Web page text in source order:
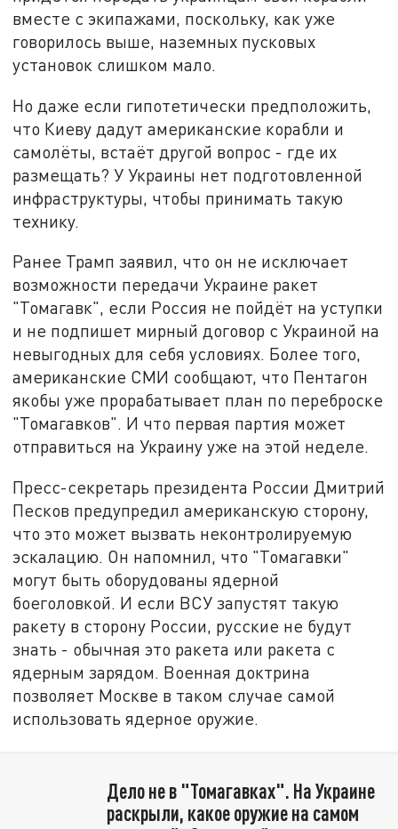
вместе с экипажами, поскольку, как уже
говорилось выше, наземных пусковых
установок слишком мало.
Но даже если гипотетически предположить,
что Киеву дадут американские корабли и
самолёты, встаёт другой вопрос - где их
размещать? У Украины нет подготовленной
инфраструктуры, чтобы принимать такую
технику.
Ранее Трамп заявил, что он не исключает
возможности передачи Украине ракет
"Томагавк", если Россия не пойдёт на уступки
и не подпишет мирный договор с Украиной на
невыгодных для себя условиях. Более того,
американские СМИ сообщают, что Пентагон
якобы уже прорабатывает план по переброске
"Томагавков". И что первая партия может
отправиться на Украину уже на этой неделе.
Пресс-секретарь президента России Дмитрий
Песков предупредил американскую сторону,
что это может вызвать неконтролируемую
эскалацию. Он напомнил, что "Томагавки"
могут быть оборудованы ядерной
боеголовкой. И если ВСУ запустят такую
ракету в сторону России, русские не будут
знать - обычная это ракета или ракета с
ядерным зарядом. Военная доктрина
позволяет Москве в таком случае самой
использовать ядерное оружие.
Дело не в "Томагавках". На Украине
раскрыли, какое оружие на самом